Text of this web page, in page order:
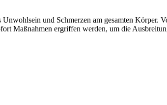
und Schmerzen am gesamten Körper.
Maßnahmen ergriffen werden, um die